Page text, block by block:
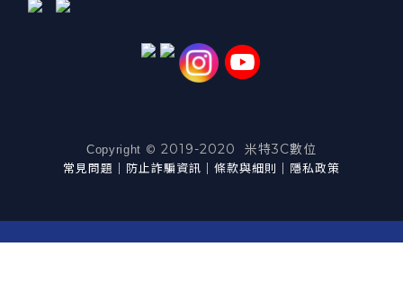
Copyright © 2019-2020 米特3C數位
常見問題 防止詐騙資訊 條款與細則 隱私政策